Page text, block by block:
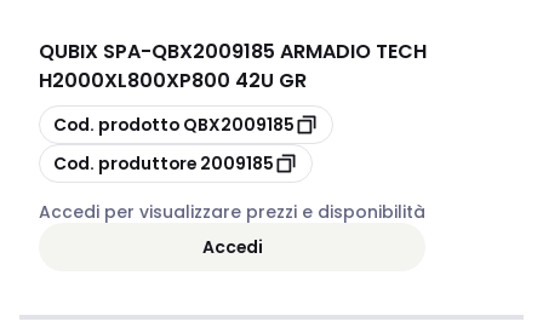
QUBIX SPA-QBX2009185 ARMADIO TECH
H2000XL800XP800 42U GR
copia
Cod. prodotto QBX2009185
copia
Cod. produttore 2009185
Accedi per visualizzare prezzi e disponibilità
Accedi